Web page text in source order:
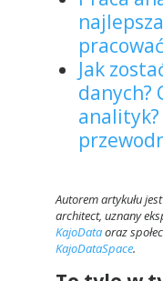
Jak
danych?
Autorem artykułu
architect, uznany
KajoDataoraz
KajoDataSpace.